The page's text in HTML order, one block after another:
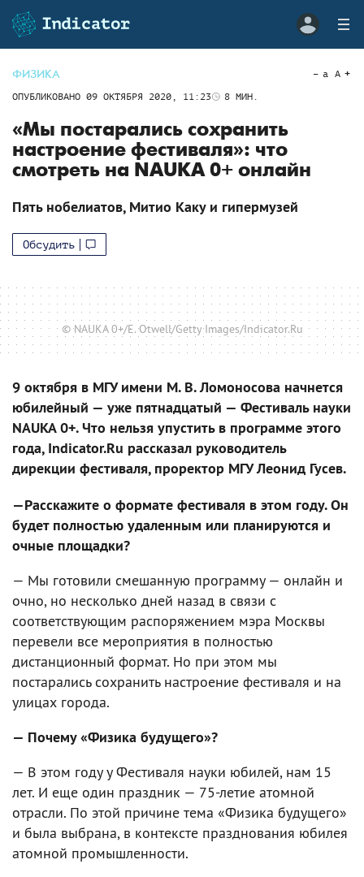
ФИЗИКА
ОПУБЛИКОВАНО 09 ОКТЯБРЯ 2020, 11:23 8 МИН.
a A
«Мы постарались сохранить
настроение фестиваля»: что
смотреть на NAUKA 0+ онлайн
Пять нобелиатов, Митио Каку и гипермузей
Обсудить
© NAUKA 0+/E. Otwell/Getty Images/Indicator.Ru
9 октября в МГУ имени М. В. Ломоносова начнется
юбилейный — уже пятнадцатый — Фестиваль науки
NAUKA 0+. Что нельзя упустить в программе этого
года, Indicator.Ru рассказал руководитель
дирекции фестиваля, проректор МГУ Леонид Гусев.
—Расскажите о формате фестиваля в этом году. Он
будет полностью удаленным или планируются и
очные площадки?
— Мы готовили смешанную программу — онлайн и
очно, но несколько дней назад в связи с
соответствующим распоряжением мэра Москвы
перевели все мероприятия в полностью
дистанционный формат. Но при этом мы
постарались сохранить настроение фестиваля и на
улицах города.
— Почему «Физика будущего»?
— В этом году у Фестиваля науки юбилей, нам 15
лет. И еще один праздник — 75-летие атомной
отрасли. По этой причине тема «Физика будущего»
и была выбрана, в контексте празднования юбилея
атомной промышленности.